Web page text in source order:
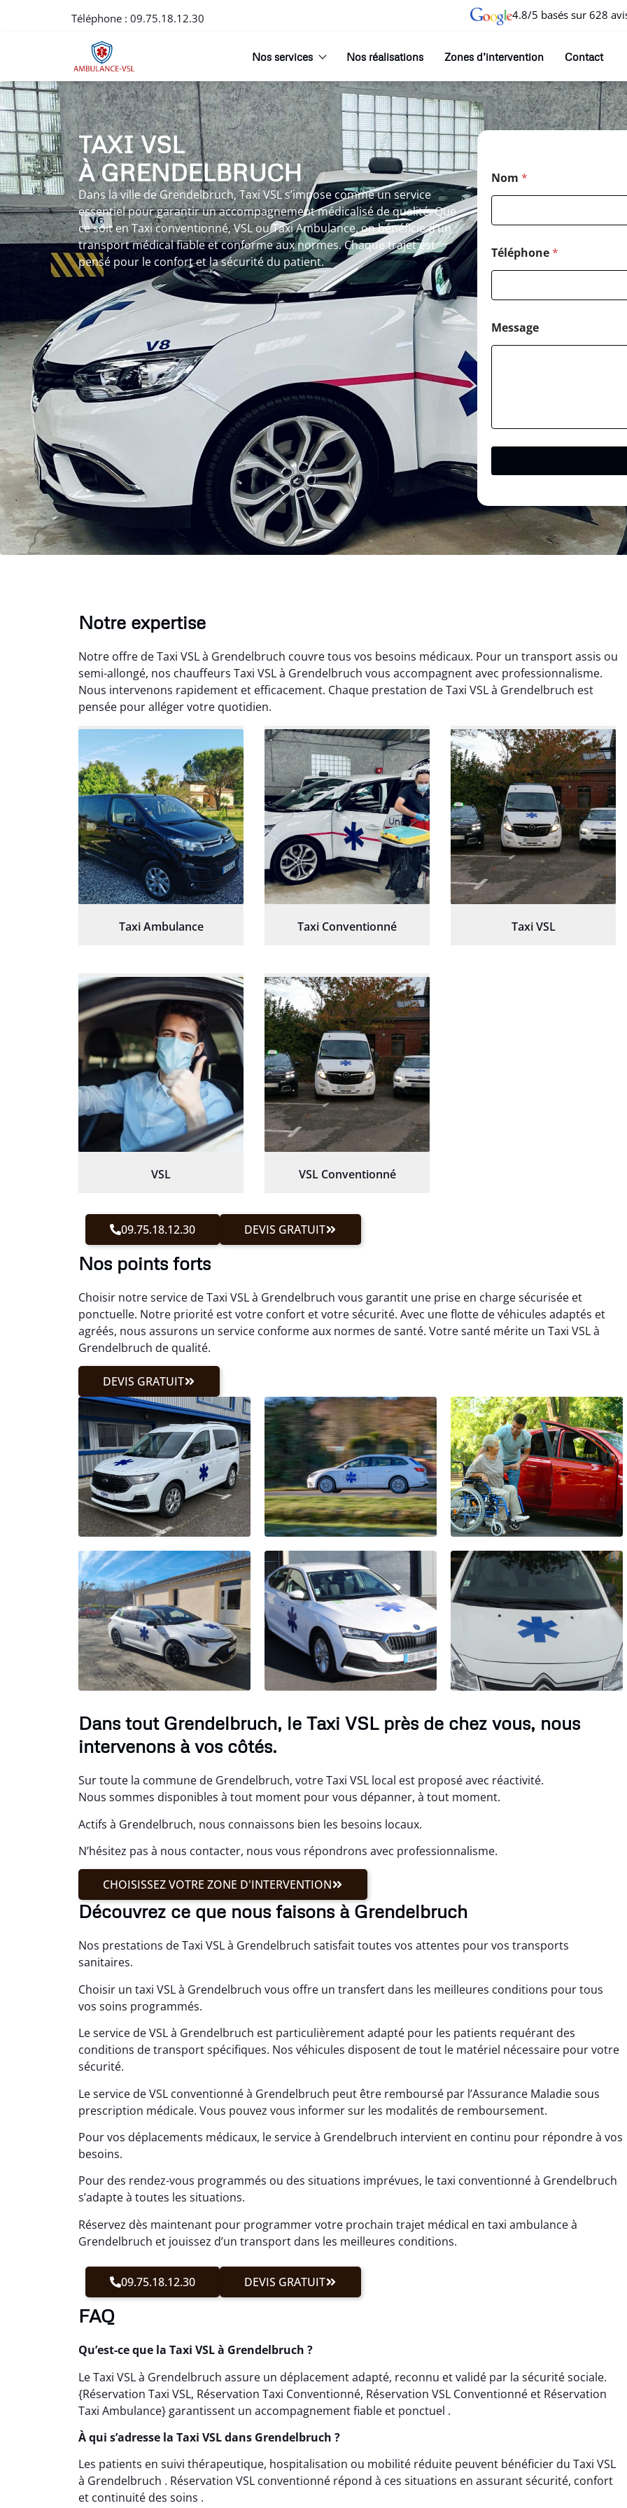
Téléphone : 09.75.18.12.30 4.8/5 basés sur 628
Nos services Nos réalisations Zones d’intervention Contact
TAXI VSL
À GRENDELBRUCH
Dans la ville de Grendelbruch, Taxi VSL s’impose comme un service
essentiel pour garantir un accompagnement médicalisé de qualité. Que
ce soit en Taxi conventionné, VSL ou Taxi Ambulance, on bénéficie d’un
transport médical fiable et conforme aux normes. Chaque trajet est
pensé pour le confort et la sécurité du patient.
Nom *
Téléphone*
Message
Notre expertise
Notre offre de Taxi VSL à Grendelbruch couvre tous vos besoins médicaux. Pour un transport assis ou
semi-allongé, nos chauffeurs Taxi VSL à Grendelbruch vous accompagnent avec professionnalisme.
Nous intervenons rapidement et efficacement. Chaque prestation de Taxi VSL à Grendelbruch est
pensée pour alléger votre quotidien.
Taxi Ambulance Taxi Conventionné Taxi VSL
VSL VSL Conventionné
09.75.18.12.30 DEVIS GRATUIT
Nos points forts
Choisir notre service de Taxi VSL à Grendelbruch vous garantit une prise en charge sécurisée et
ponctuelle. Notre priorité est votre confort et votre sécurité. Avec une flotte de véhicules adaptés et
agréés, nous assurons un service conforme aux normes de santé. Votre santé mérite un Taxi VSL à
Grendelbruch de qualité.
DEVIS GRATUIT
Dans tout Grendelbruch, le Taxi VSL près de chez vous, nous
intervenons à vos côtés.
Sur toute la commune de Grendelbruch, votre Taxi VSL local est proposé avec réactivité.
Nous sommes disponibles à tout moment pour vous dépanner, à tout moment.
Actifs à Grendelbruch, nous connaissons bien les besoins locaux.
N’hésitez pas à nous contacter, nous vous répondrons avec professionnalisme.
CHOISISSEZ VOTRE ZONE D'INTERVENTION
Découvrez ce que nous faisons à Grendelbruch
Nos prestations de Taxi VSL à Grendelbruch satisfait toutes vos attentes pour vos transports
sanitaires.
Choisir un taxi VSL à Grendelbruch vous offre un transfert dans les meilleures conditions pour tous
vos soins programmés.
Le service de VSL à Grendelbruch est particulièrement adapté pour les patients requérant des
conditions de transport spécifiques. Nos véhicules disposent de tout le matériel nécessaire pour votre
sécurité.
Le service de VSL conventionné à Grendelbruch peut être remboursé par l’Assurance Maladie sous
prescription médicale. Vous pouvez vous informer sur les modalités de remboursement.
Pour vos déplacements médicaux, le service à Grendelbruch intervient en continu pour répondre à vos
besoins.
Pour des rendez-vous programmés ou des situations imprévues, le taxi conventionné à Grendelbruch
s’adapte à toutes les situations.
Réservez dès maintenant pour programmer votre prochain trajet médical en taxi ambulance à
Grendelbruch et jouissez d’un transport dans les meilleures conditions.
09.75.18.12.30 DEVIS GRATUIT
FAQ
Qu’est-ce que la Taxi VSL à Grendelbruch ?
Le Taxi VSL à Grendelbruch assure un déplacement adapté, reconnu et validé par la sécurité sociale.
{Réservation Taxi VSL, Réservation Taxi Conventionné, Réservation VSL Conventionné et Réservation
Taxi Ambulance} garantissent un accompagnement fiable et ponctuel .
À qui s’adresse la Taxi VSL dans Grendelbruch ?
Les patients en suivi thérapeutique, hospitalisation ou mobilité réduite peuvent bénéficier du Taxi VSL
à Grendelbruch . Réservation VSL conventionné répond à ces situations en assurant sécurité, confort
et continuité des soins .
Arnaud Deschamps
30 janvier 2025
Très satisfait du transport,
tout s’est bien déroulé.
Chauffeur à l’écoute et
patient.
Jérémy Ferrand
8 septembre 2024
Transport ponctuel et
personnel très attentionné.
Très satisfait du service.